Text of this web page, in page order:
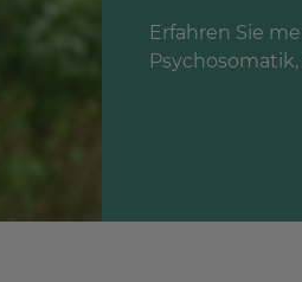
Erfahren Sie